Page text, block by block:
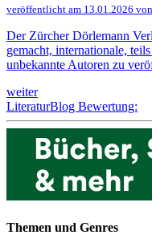
veröffentlicht am 13.01.2026
Der Zürcher Dörlemann
gemacht, internationale,
unbekannte Autoren zu
weiter
LiteraturBlog Bewertung:
Themen und Genres